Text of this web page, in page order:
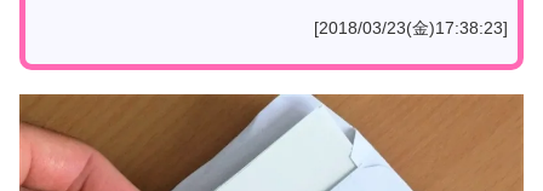
[2018/03/23(金)17:38:23]